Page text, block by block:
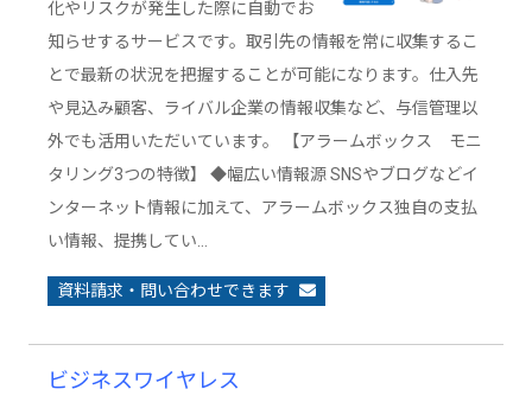
化やリスクが発生した際に自動でお
知らせするサービスです。取引先の情報を常に収集するこ
とで最新の状況を把握することが可能になります。仕入先
や見込み顧客、ライバル企業の情報収集など、与信管理以
外でも活用いただいています。 【アラームボックス モニ
タリング3つの特徴】 ◆幅広い情報源 SNSやブログなどイ
ンターネット情報に加えて、アラームボックス独自の支払
い情報、提携してい…
資料請求・問い合わせできます
ビジネスワイヤレス